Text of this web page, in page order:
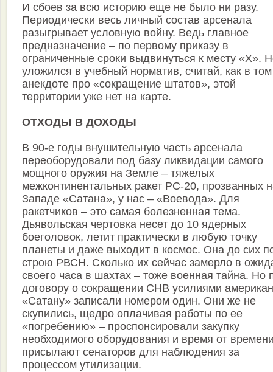
И сбоев за всю историю еще не было ни разу.
Периодически весь личный состав арсенала
разыгрывает условную войну. Ведь главное
предназначение – по первому приказу в
ограниченные сроки выдвинуться к месту «Х».
уложился в учебный норматив, считай, как в том
анекдоте про «сокращение штатов», этой
территории уже нет на карте.
ОТХОДЫ В ДОХОДЫ
В 90-е годы внушительную часть арсенала
переоборудовали под базу ликвидации самого
мощного оружия на Земле – тяжелых
межконтинентальных ракет РС-20, прозванных
Западе «Сатана», у нас – «Воевода». Для
ракетчиков – это самая болезненная тема.
Дьявольская чертовка несет до 10 ядерных
боеголовок, летит практически в любую точку
планеты и даже выходит в космос. Она до сих
строю РВСН. Сколько их сейчас замерло в
своего часа в шахтах – тоже военная тайна. Но
договору о сокращении СНВ усилиями
«Сатану» записали номером один. Они же не
скупились, щедро оплачивая работы по ее
«погребению» – проспонсировали закупку
необходимого оборудования и время от
присылают сенаторов для наблюдения за
процессом утилизации.